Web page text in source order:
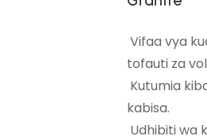
Vifaa vya
tofauti za
Kutumia
kabisa.
Udhibiti wa